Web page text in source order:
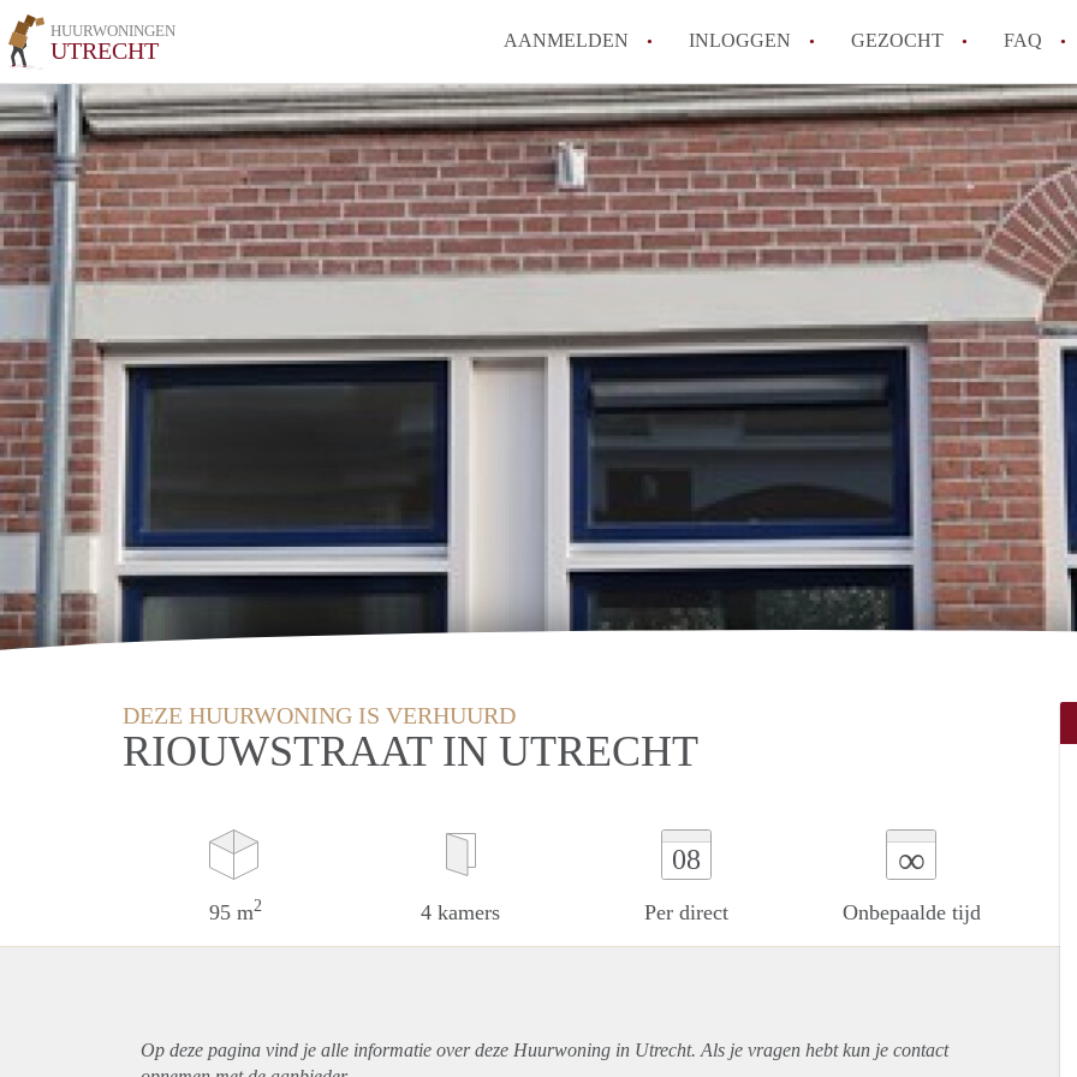
HUURWONINGEN
UTRECHT AANMELDEN INLOGGEN GEZOCHT FAQ
How to translate HuurwoningenUtrecht!
Wat is HuurwoningenUtrecht?
Hoeveel kost het om te reageren op een
Wat is de privacyverklaring van
makelaarsvergoeding/
Alle veelgestelde vragen
DEZE HUURWONING IS VERHUURD
RIOUWSTRAAT IN UTRECHT
95 m2 4 kamers
08
Per direct
∞
Onbepaalde tijd
Op deze pagina vind je alle informatie over deze Huurwoning in Utrecht. Als je vragen hebt kun je contact